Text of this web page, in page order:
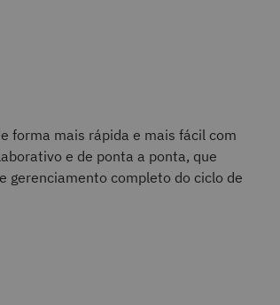
forma mais rápida e mais fácil com
e de ponta a ponta, que
gerenciamento completo do ciclo de